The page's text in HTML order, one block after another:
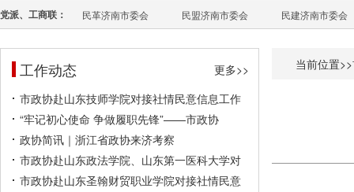
党派、工商联： 民革济南市委会 民盟济南市委会 民建济南市委会
工作动态
更多>>
市政协赴山东技师学院对接社情民意信息工作
“牢记初心使命 争做履职先锋”——市政协
政协简讯｜浙江省政协来济考察
市政协赴山东政法学院、山东第一医科大学对
市政协赴山东圣翰财贸职业学院对接社情民意
当前位置>>